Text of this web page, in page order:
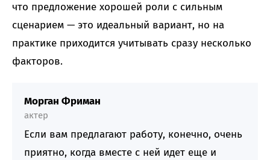
что предложение хорошей роли с сильным
сценарием — это идеальный вариант, но на
практике приходится учитывать сразу несколько
факторов.
Морган Фриман
актер
Если вам предлагают работу, конечно, очень
приятно, когда вместе с ней идет еще и